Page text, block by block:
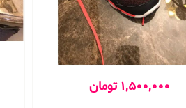
1,500,000 تومان